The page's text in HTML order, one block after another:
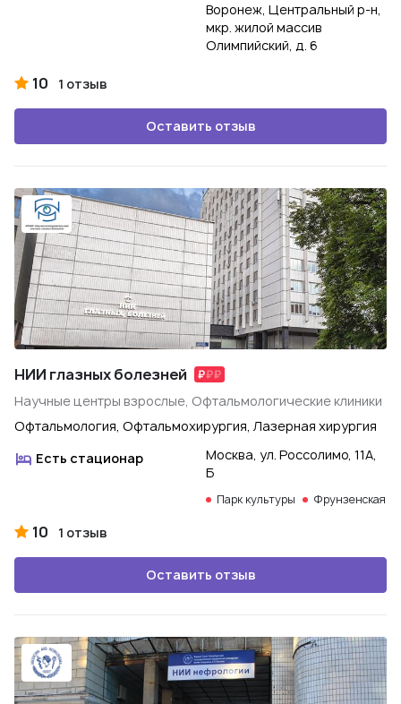
Воронеж, Центральный р-н,
мкр. жилой массив
Олимпийский, д. 6
10 1 отзыв
Оставить отзыв
НИИ глазных болезней
Научные центры взрослые, Офтальмологические клиники
Офтальмология, Офтальмохирургия, Лазерная хирургия
Есть стационар
Москва, ул. Россолимо, 11А,
Б
Парк культуры Фрунзенская
10 1 отзыв
Оставить отзыв